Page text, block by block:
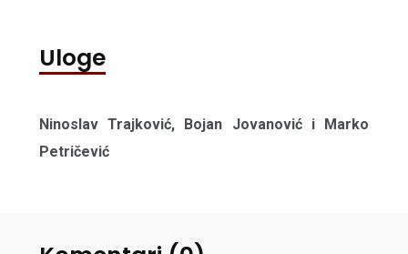
Uloge
Ninoslav Trajković, Bojan Jovanović i Marko
Petričević